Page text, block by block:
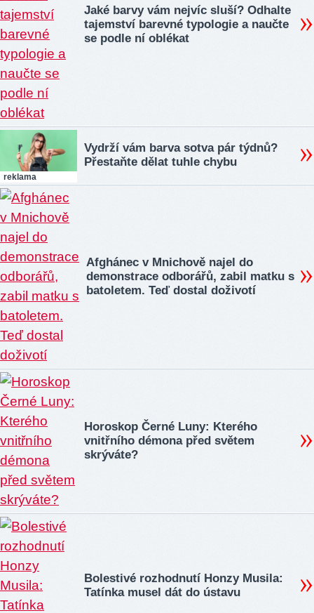
Jaké barvy vám nejvíc sluší? Odhalte
tajemství barevné typologie a naučte
se podle ní oblékat
reklama
Vydrží vám barva sotva pár týdnů?
Přestaňte dělat tuhle chybu
Afghánec v Mnichově najel do
demonstrace odborářů, zabil matku s
batoletem. Teď dostal doživotí
Horoskop Černé Luny: Kterého
vnitřního démona před světem
skrýváte?
Bolestivé rozhodnutí Honzy Musila:
Tatínka musel dát do ústavu